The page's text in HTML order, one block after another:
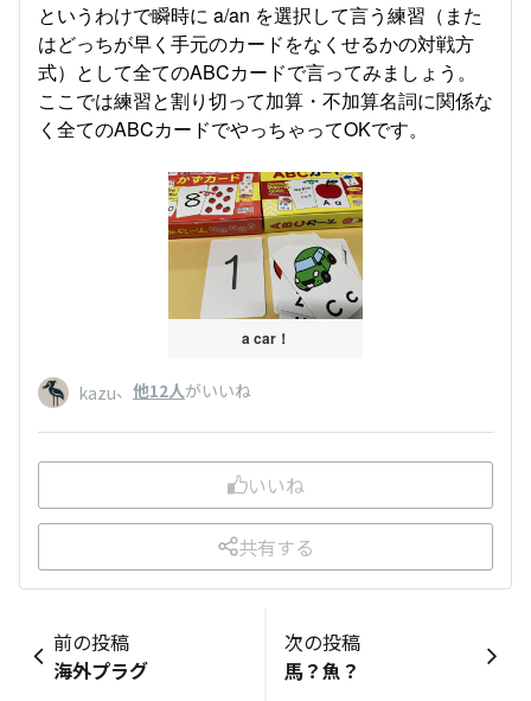
というわけで瞬時に a/an を選択して言う練習（また
はどっちが早く手元のカードをなくせるかの対戦方
式）として全てのABCカードで言ってみましょう。
ここでは練習と割り切って加算・不加算名詞に関係な
く全てのABCカードでやっちゃってOKです。
a car！
kazu、 他12人がいいね
いいね
共有する
前の投稿
海外プラグ
次の投稿
馬？魚？